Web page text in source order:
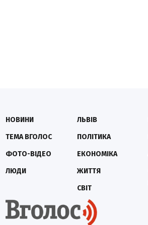
НОВИНИ
ТЕМА ВГОЛОС
ФОТО-ВІДЕО
ЛЮДИ
ЛЬВІВ
ПОЛІТИКА
ЕКОНОМІКА
ЖИТТЯ
СВІТ